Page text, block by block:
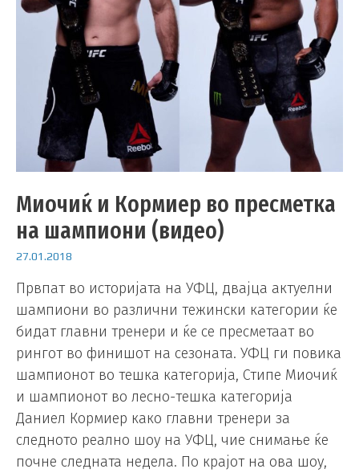
Миочиќ и Кормиер во пресметка
на шампиони (видео)
27.01.2018
Првпат во историјата на УФЦ, двајца актуелни
шампиони во различни тежински категории ќе
бидат главни тренери и ќе се пресметаат во
рингот во финишот на сезоната. УФЦ ги повика
шампионот во тешка категорија, Стипе Миочиќ
и шампионот во лесно-тешка категорија
Даниел Кормиер како главни тренери за
следното реално шоу на УФЦ, чие снимање ќе
почне следната недела. По крајот на ова шоу,